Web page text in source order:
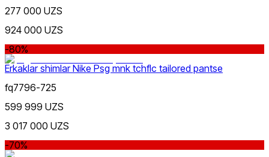
277 000 UZS
924 000 UZS
-80%
Erkaklar shimlar Nike Psg mnk tchflc tailored pantse
fq7796-725
599 999 UZS
3 017 000 UZS
-70%